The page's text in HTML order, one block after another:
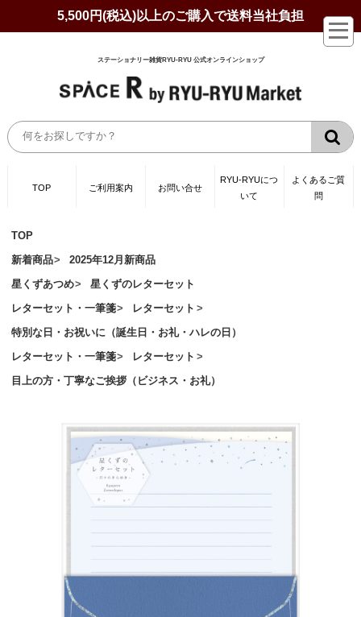
5,500円(税込)以上のご購入で送料当社負担
ステーショナリー雑貨RYU-RYU 公式オンラインショップ
TOP ご利用案内 お問い合せ
RYU-RYUにつ
いて
よくあるご質
問
TOP
新着商品
2025年12月新商品
星くずあつめ
星くずのレターセット
レターセット・一筆箋
レターセット
特別な日・お祝いに（誕生日・お礼・ハレの日）
レターセット・一筆箋
レターセット
目上の方・丁寧なご挨拶（ビジネス・お礼）